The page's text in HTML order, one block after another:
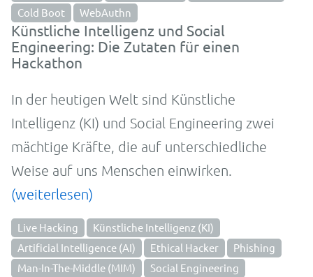
Cold Boot
WebAuthn
Künstliche Intelligenz und Social
Engineering: Die Zutaten für einen
Hackathon
In der heutigen Welt sind Künstliche
Intelligenz (KI) und Social Engineering zwei
mächtige Kräfte, die auf unterschiedliche
Weise auf uns Menschen einwirken.
(weiterlesen)
Live Hacking
Künstliche Intelligenz (KI)
Artificial Intelligence (AI)
Ethical Hacker
Phishing
Man-In-The-Middle (MIM)
Social Engineering